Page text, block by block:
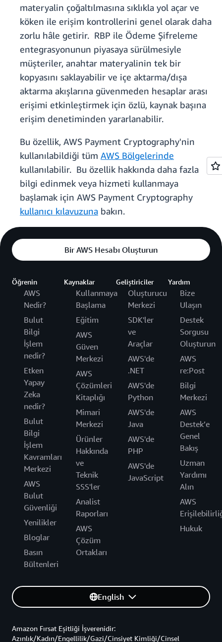
materyalin çoğaltılmasına sıklıkla yol açar ve
köken ile erişim kontrollerini genel olarak daha
zorlu hâle getirir. RBP ile Ödeme Şifreleme
entegrasyonunun piyasaya sürülmesiyle
müşteriler, anahtar materyalinin tek bir
kopyasını saklayabilir ve içe aktarma/dışa
aktarma akışlarına güvenmeden hesaplar arası
erişimi etkinleştirmek için özlü, kaynak başına
erişim denetiminden yararlanabilir.
Bu özellik, AWS Payment Cryptography'nin
kullanılabildiği tüm AWS Bölgelerinde
kullanılabilir. Bu özellik hakkında daha fazla
bilgi edinmek veya hizmeti kullanmaya
başlamak için AWS Payment Cryptography
kullanıcı kılavuzuna bakın.
Bir AWS Hesabı Oluşturun
Öğrenin
AWS
Nedir?
Bulut
Bilgi
İşlem
nedir?
Etken
Yapay
Zeka
nedir?
Bulut
Bilgi
İşlem
Kavramları
Merkezi
AWS
Bulut
Güvenliği
Yenilikler
Bloglar
Basın
Bültenleri
Kaynaklar
Kullanmaya
Başlama
Eğitim
AWS
Güven
Merkezi
AWS
Çözümleri
Kitaplığı
Mimari
Merkezi
Ürünler
Hakkında
ve
Teknik
SSS'ler
Analist
Raporları
AWS
Çözüm
Ortakları
Geliştiriciler
Oluşturucu
Merkezi
SDK'ler
ve
Araçlar
AWS'de
.NET
AWS'de
Python
AWS'de
Java
AWS'de
PHP
AWS'de
JavaScript
Yardım
Bize
Ulaşın
Destek
Sorgusu
Oluşturun
AWS
re:Post
Bilgi
Merkezi
AWS
Destek’e
Genel
Bakış
Uzman
Yardımı
Alın
AWS
Hukuk
English
Amazon Fırsat Eşitliği İşverenidir:
Azınlık/Kadın/Engellilik/Gazi/Cinsiyet Kimliği/Cinsel